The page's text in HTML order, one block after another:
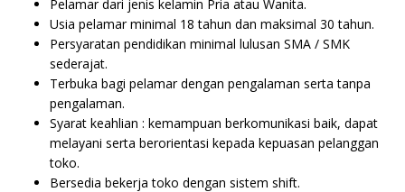
Pelamar dari jenis kelamin Pria atau Wanita.
Usia pelamar minimal 18 tahun dan maksimal 30 tahun.
Persyaratan pendidikan minimal lulusan SMA / SMK
sederajat.
Terbuka bagi pelamar dengan pengalaman serta tanpa
pengalaman.
Syarat keahlian : kemampuan berkomunikasi baik, dapat
melayani serta berorientasi kepada kepuasan pelanggan
toko.
Bersedia bekerja toko dengan sistem shift.